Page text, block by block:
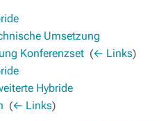
Umsetzung
Konferenzset (← Links)
Hybride
(← Links)